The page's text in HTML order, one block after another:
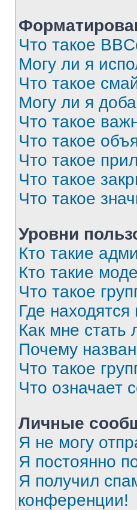
Что такое
Могу ли я
Что такое
Могу ли я
Что такое
Что такое
Что такое
Что такое
Что такое
Уровни
Кто такие
Кто такие
Что такое
Где
Как мне стать
Почему
Что такое
Что означает
Личные
Я не могу
Я постоянно
Я получил
конференции!